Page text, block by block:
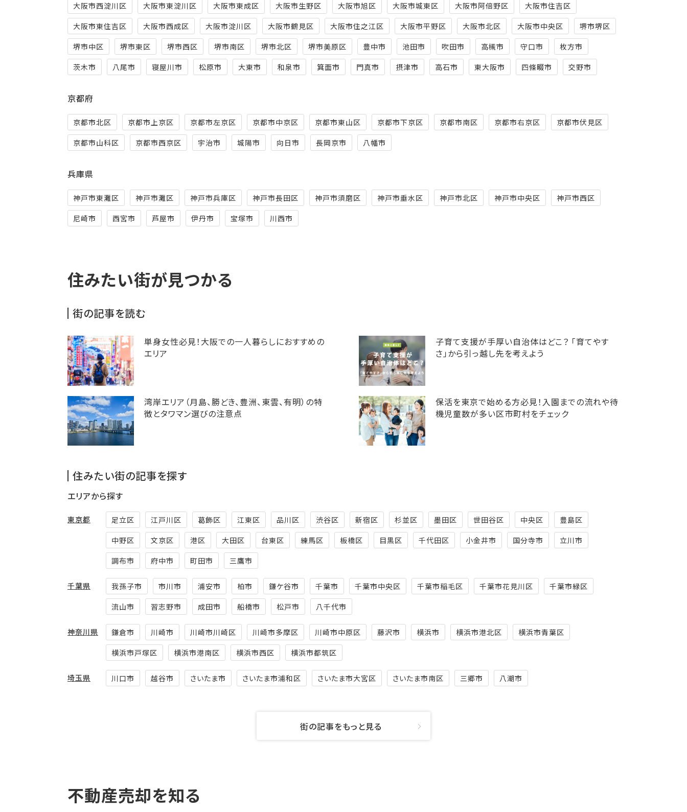
大阪市西淀川区
大阪市東淀川区 大阪市東成区 大阪市生野区 大阪市旭区 大阪市城東区 大阪市阿倍野区
大阪市住吉区
大阪市東住吉区
大阪市西成区 大阪市淀川区 大阪市鶴見区 大阪市住之江区 大阪市平野区 大阪市北区 大阪市中央区
堺市堺区
堺市中区
堺市東区 堺市西区 堺市南区 堺市北区 堺市美原区 豊中市 池田市 吹田市 高槻市 守口市
枚方市
茨木市
八尾市 寝屋川市 松原市 大東市 和泉市 箕面市 門真市 摂津市 高石市 東大阪市 四條畷市 交野市
京都府
京都市北区 京都市上京区 京都市左京区 京都市中京区 京都市東山区 京都市下京区 京都市南区 京都市右京区
京都市伏見区
京都市山科区
京都市西京区 宇治市 城陽市 向日市 長岡京市 八幡市
兵庫県
神戸市東灘区 神戸市灘区 神戸市兵庫区 神戸市長田区 神戸市須磨区 神戸市垂水区 神戸市北区 神戸市中央区
神戸市西区
尼崎市
西宮市 芦屋市 伊丹市 宝塚市 川西市
住みたい街が見つかる
街の記事を読む
単身女性必見！大阪での一人暮らしにおすすめの
エリア
子育て支援が手厚い自治体はどこ？ 「育てやす
さ」から引っ越し先を考えよう
湾岸エリア（月島、勝どき、豊洲、東雲、有明）の特
徴とタワマン選びの注意点
保活を東京で始める方必見！入園までの流れや待
機児童数が多い区市町村をチェック
住みたい街の記事を探す
エリアから探す
東京都 足立区 江戸川区 葛飾区 江東区 品川区 渋谷区 新宿区 杉並区 墨田区 世田谷区 中央区
豊島区
中野区
文京区 港区 大田区 台東区 練馬区 板橋区 目黒区 千代田区 小金井市 国分寺市
立川市
調布市
府中市 町田市 三鷹市
千葉県 我孫子市 市川市 浦安市 柏市 鎌ケ谷市 千葉市 千葉市中央区 千葉市稲毛区 千葉市花見川区
千葉市緑区
流山市
習志野市 成田市 船橋市 松戸市 八千代市
神奈川県 鎌倉市 川崎市 川崎市川崎区 川崎市多摩区 川崎市中原区 藤沢市 横浜市 横浜市港北区
横浜市青葉区
横浜市戸塚区
横浜市港南区 横浜市西区 横浜市都筑区
埼玉県 川口市 越谷市 さいたま市 さいたま市浦和区 さいたま市大宮区 さいたま市南区 三郷市 八潮市
街の記事をもっと見る
不動産売却を知る